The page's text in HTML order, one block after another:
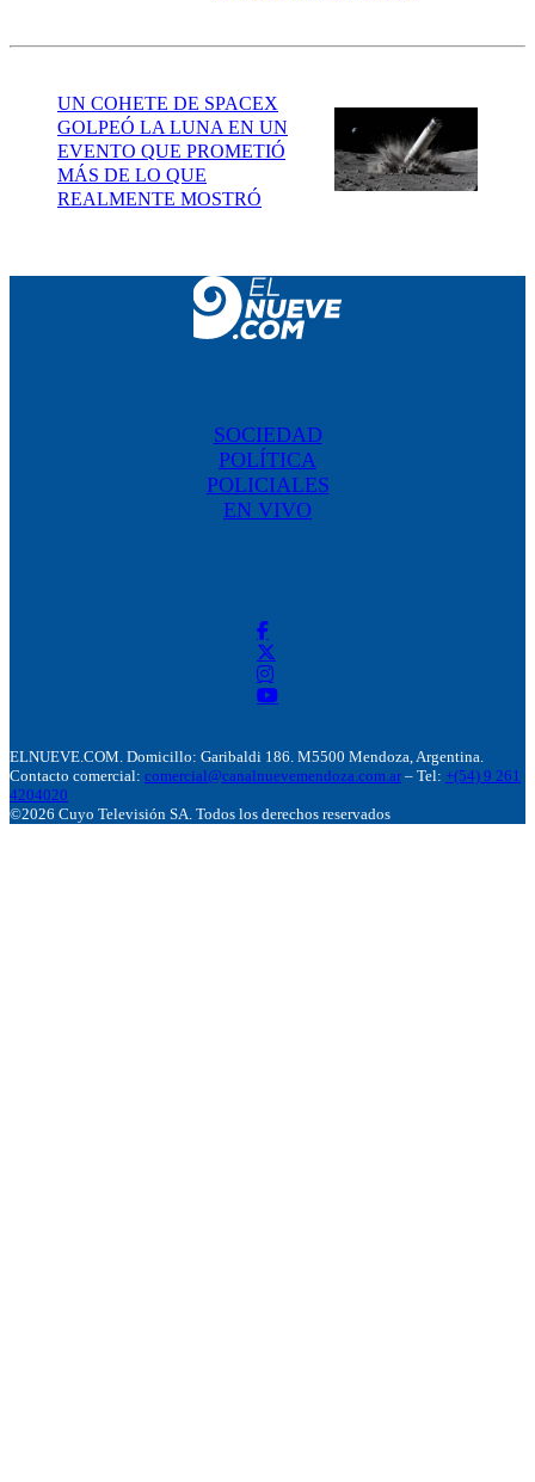
UN COHETE DE SPACEX
GOLPEÓ LA LUNA EN UN
EVENTO QUE PROMETIÓ
MÁS DE LO QUE
REALMENTE MOSTRÓ
SOCIEDAD
POLÍTICA
POLICIALES
EN VIVO
ELNUEVE.COM. Domicillo: Garibaldi 186. M5500 Mendoza, Argentina.
Contacto comercial: comercial@canalnuevemendoza.com.ar – Tel: +(54) 9 261
4204020
©2026 Cuyo Televisión SA. Todos los derechos reservados